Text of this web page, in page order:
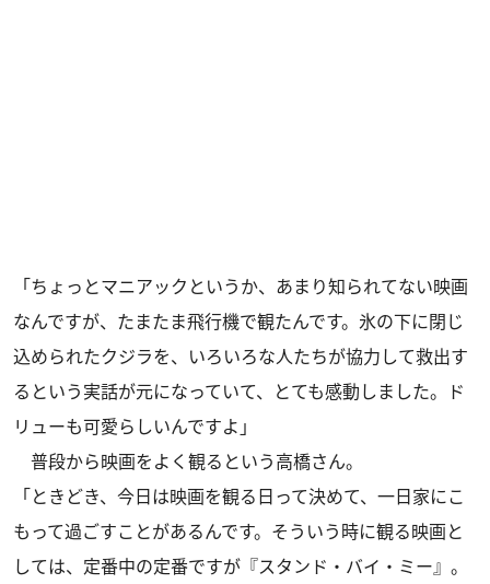
「ちょっとマニアックというか、あまり知られてない映画
なんですが、たまたま飛行機で観たんです。氷の下に閉じ
込められたクジラを、いろいろな人たちが協力して救出す
るという実話が元になっていて、とても感動しました。ド
リューも可愛らしいんですよ」
普段から映画をよく観るという高橋さん。
「ときどき、今日は映画を観る日って決めて、一日家にこ
もって過ごすことがあるんです。そういう時に観る映画と
しては、定番中の定番ですが『スタンド・バイ・ミー』。